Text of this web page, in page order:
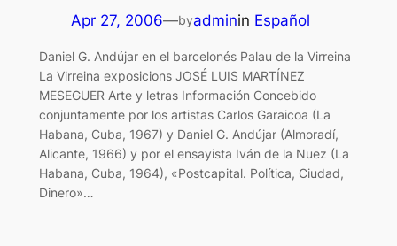
Apr 27, 2006—byadminin Español
Daniel G. Andújar en el barcelonés Palau de la Virreina
La Virreina exposicions JOSÉ LUIS MARTÍNEZ
MESEGUER Arte y letras Información Concebido
conjuntamente por los artistas Carlos Garaicoa (La
Habana, Cuba, 1967) y Daniel G. Andújar (Almoradí,
Alicante, 1966) y por el ensayista Iván de la Nuez (La
Habana, Cuba, 1964), «Postcapital. Política, Ciudad,
Dinero»…